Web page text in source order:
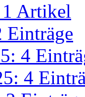
1 Artikel
Einträge
4
4